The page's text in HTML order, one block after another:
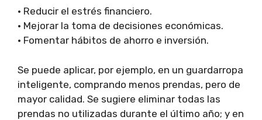
• Reducir el estrés financiero.
• Mejorar la toma de decisiones económicas.
• Fomentar hábitos de ahorro e inversión.
Se puede aplicar, por ejemplo, en un guardarropa
inteligente, comprando menos prendas, pero de
mayor calidad. Se sugiere eliminar todas las
prendas no utilizadas durante el último año; y en